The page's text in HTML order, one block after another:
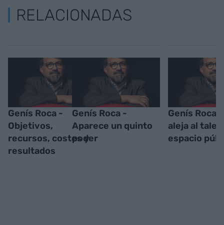
RELACIONADAS
Genís Roca -
Objetivos,
recursos, costes y
resultados
Genís Roca -
Aparece un quinto
poder
Genís Roca
aleja al
espacio